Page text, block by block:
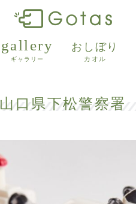
gallery
ギャラリー
おしぼり
カオル
山口県下松警察署